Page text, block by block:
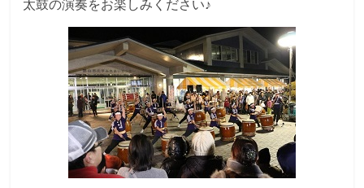
太鼓の演奏をお楽しみください♪